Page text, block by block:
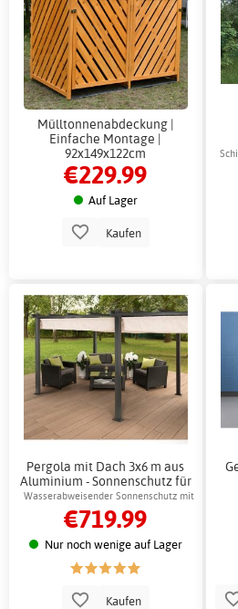
Mülltonnenabdeckung |
Einfache Montage |
92x149x122cm
€229.99
Auf Lager
Kaufen
Pergola mit Dach 3x6 m aus
Aluminium - Sonnenschutz für
die Terrasse
Wasserabweisender Sonnenschutz mit
einfacher Bedienung
€719.99
Nur noch wenige auf Lager
Kaufen